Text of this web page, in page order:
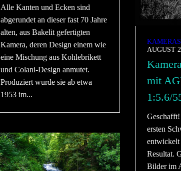
Alle Kanten und Ecken sind
abgerundet an dieser fast 70 Jahre
alten, aus Bakelit gefertigten
Kamera, deren Design einem wie
eine Mischung aus Kohlebrikett
und Colani-Design anmutet.
Produziert wurde sie ab etwa
1953 im...
KAMERAS
AUGUST
mit
1:5.6/
Geschafft!
ersten
entwickelt
Resultat.
Bilder im